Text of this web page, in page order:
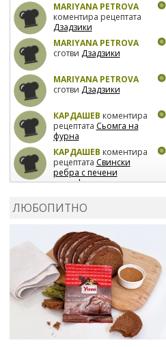
MARIYANA PETROVA
коментира рецептата
Дзадзики
MARIYANA PETROVA
сготви Дзадзики
MARIYANA PETROVA
сготви Дзадзики
КАРДАШЕВ коментира
рецептата Сьомга на
фурна
КАРДАШЕВ коментира
рецептата Свински
ребра с печени
картофи
лимон
коментира рецептата
Киноа със зеленчуци
ЛЮБОПИТНО